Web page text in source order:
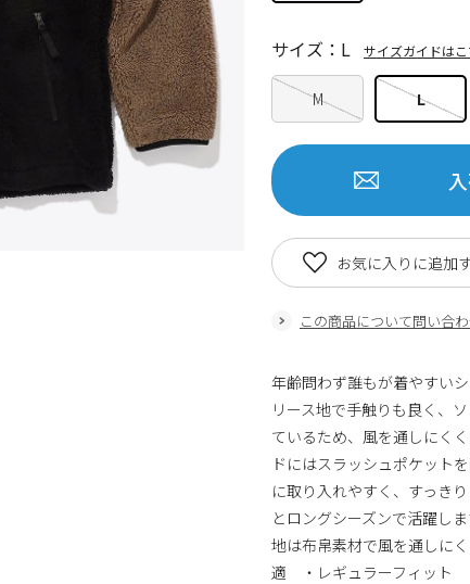
M L
サイズ：L サイズガイドはこ
この商品について問い合
お気に入りに追加
年齢問わず誰もが着やすい
リース地で手触りも良く、
ているため、風を通しにく
ドにはスラッシュポケット
に取り入れやすく、すっき
とロングシーズンで活躍
地は布帛素材で風を通しに
適 ・レギュラーフィット